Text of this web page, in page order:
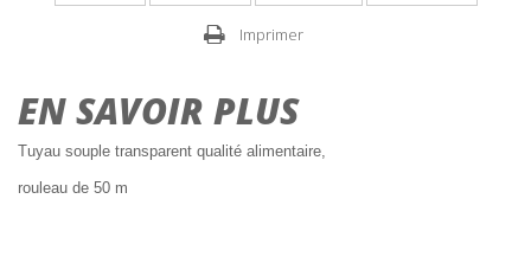
Imprimer
EN SAVOIR PLUS
Tuyau souple transparent qualité alimentaire,
rouleau de 50 m